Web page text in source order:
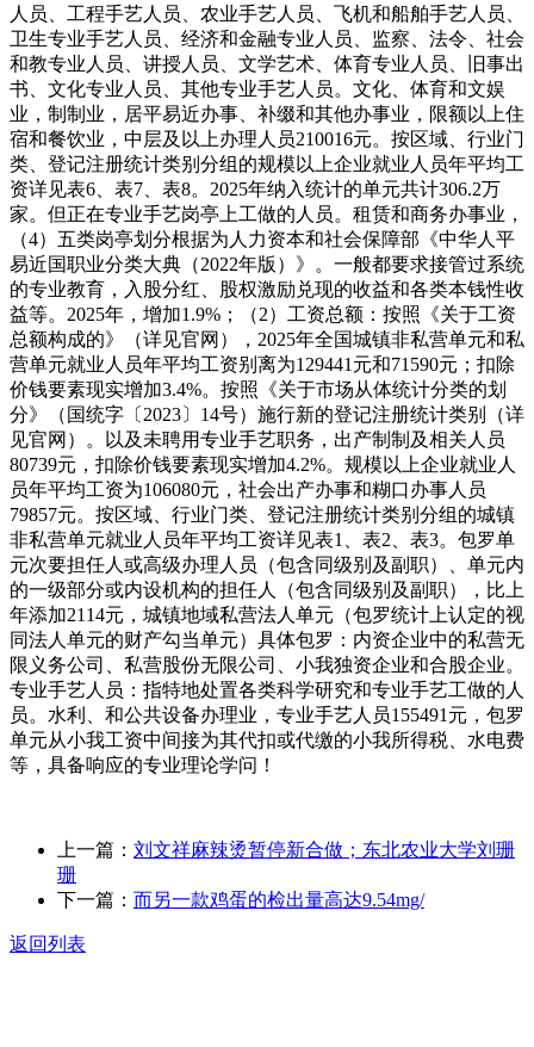
人员、工程手艺人员、农业手艺人员、飞机和船舶手艺人员、
卫生专业手艺人员、经济和金融专业人员、监察、法令、社会
和教专业人员、讲授人员、文学艺术、体育专业人员、旧事出
书、文化专业人员、其他专业手艺人员。文化、体育和文娱
业，制制业，居平易近办事、补缀和其他办事业，限额以上住
宿和餐饮业，中层及以上办理人员210016元。按区域、行业门
类、登记注册统计类别分组的规模以上企业就业人员年平均工
资详见表6、表7、表8。2025年纳入统计的单元共计306.2万
家。但正在专业手艺岗亭上工做的人员。租赁和商务办事业，
（4）五类岗亭划分根据为人力资本和社会保障部《中华人平
易近国职业分类大典（2022年版）》。一般都要求接管过系统
的专业教育，入股分红、股权激励兑现的收益和各类本钱性收
益等。2025年，增加1.9%；（2）工资总额：按照《关于工资
总额构成的》（详见官网），2025年全国城镇非私营单元和私
营单元就业人员年平均工资别离为129441元和71590元；扣除
价钱要素现实增加3.4%。按照《关于市场从体统计分类的划
分》（国统字〔2023〕14号）施行新的登记注册统计类别（详
见官网）。以及未聘用专业手艺职务，出产制制及相关人员
80739元，扣除价钱要素现实增加4.2%。规模以上企业就业人
员年平均工资为106080元，社会出产办事和糊口办事人员
79857元。按区域、行业门类、登记注册统计类别分组的城镇
非私营单元就业人员年平均工资详见表1、表2、表3。包罗单
元次要担任人或高级办理人员（包含同级别及副职）、单元内
的一级部分或内设机构的担任人（包含同级别及副职），比上
年添加2114元，城镇地域私营法人单元（包罗统计上认定的视
同法人单元的财产勾当单元）具体包罗：内资企业中的私营无
限义务公司、私营股份无限公司、小我独资企业和合股企业。
专业手艺人员：指特地处置各类科学研究和专业手艺工做的人
员。水利、和公共设备办理业，专业手艺人员155491元，包罗
单元从小我工资中间接为其代扣或代缴的小我所得税、水电费
等，具备响应的专业理论学问！
上一篇： 刘文祥麻辣烫暂停新合做；东北农业大学刘珊
珊
下一篇： 而另一款鸡蛋的检出量高达9.54mg/
返回列表